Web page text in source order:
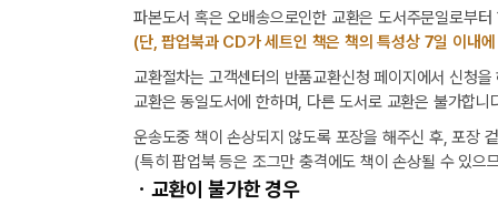
파본도서 혹은 오배송으로인한 교환은 도서주문일로부
(단, 팝업북과 CD가 세트인 책은 책의 특성상 7일 이내
교환절차는 고객센터의 반품교환신청 페이지에서 신청
교환은 동일도서에 한하며, 다른 도서로 교환은 불가합니
운송도중 책이 손상되지 않도록 포장을 해주신 후, 포장
(특히 팝업북 등은 조그만 충격에도 책이 손상될 수 있으
ㆍ교환이 불가한 경우